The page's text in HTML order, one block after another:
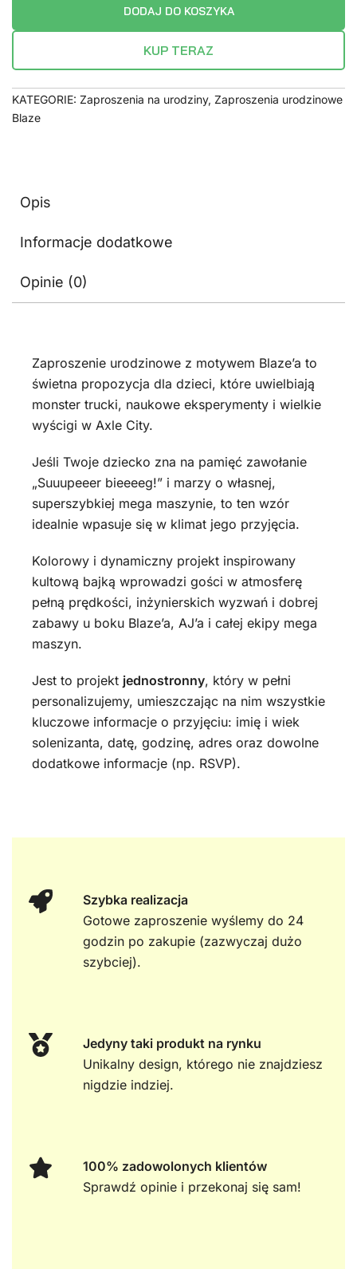
DODAJ DO KOSZYKA
KUP TERAZ
KATEGORIE: Zaproszenia na urodziny, Zaproszenia urodzinowe
Blaze
Opis
Informacje dodatkowe
Opinie (0)
Zaproszenie urodzinowe z motywem Blaze’a to
świetna propozycja dla dzieci, które uwielbiają
monster trucki, naukowe eksperymenty i wielkie
wyścigi w Axle City.
Jeśli Twoje dziecko zna na pamięć zawołanie
„Suuupeeer bieeeeg!” i marzy o własnej,
superszybkiej mega maszynie, to ten wzór
idealnie wpasuje się w klimat jego przyjęcia.
Kolorowy i dynamiczny projekt inspirowany
kultową bajką wprowadzi gości w atmosferę
pełną prędkości, inżynierskich wyzwań i dobrej
zabawy u boku Blaze’a, AJ’a i całej ekipy mega
maszyn.
Jest to projekt jednostronny, który w pełni
personalizujemy, umieszczając na nim wszystkie
kluczowe informacje o przyjęciu: imię i wiek
solenizanta, datę, godzinę, adres oraz dowolne
dodatkowe informacje (np. RSVP).
Szybka realizacja
Gotowe zaproszenie wyślemy do 24
godzin po zakupie (zazwyczaj dużo
szybciej).
Jedyny taki produkt na rynku
Unikalny design, którego nie znajdziesz
nigdzie indziej.
100% zadowolonych klientów
Sprawdź opinie i przekonaj się sam!